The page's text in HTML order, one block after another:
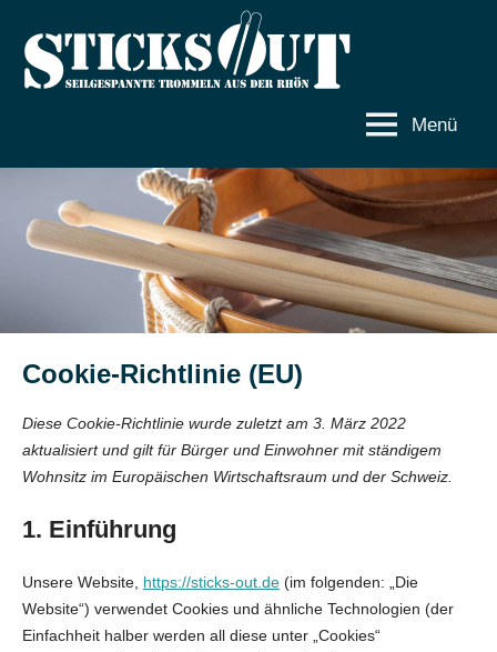
Inhalt
springen
Sticks
Seilgespannte
Trommeln
Menü
Cookie-Richtlinie (EU)
Diese Cookie-Richtlinie wurde zuletzt am 3. März 2022
aktualisiert und gilt für Bürger und Einwohner mit ständigem
Wohnsitz im Europäischen Wirtschaftsraum und der Schweiz.
1. Einführung
Unsere Website, https://sticks-out.de (im folgenden: „Die
Website“) verwendet Cookies und ähnliche Technologien (der
Einfachheit halber werden all diese unter „Cookies“